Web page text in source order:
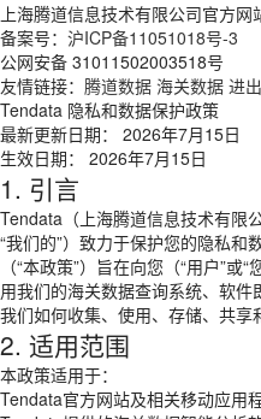
上海腾道信息技术有限公司官方
备案号： 沪ICP备11051018号-3
公网安备 31011502003518号
友情链接： 腾道数据 海关数据 进
Tendata 隐私和数据保护政策
最新更新日期： 2026年7月15日
生效日期： 2026年7月15日
1. 引言
Tendata（上海腾道信息技术有限
“我们的”）致力于保护您的隐私和
（“本政策”）旨在向您（“用户”
用我们的海关数据查询系统、软件
我们如何收集、使用、存储、共享
2. 适用范围
本政策适用于：
Tendata官方网站及相关移动应用程